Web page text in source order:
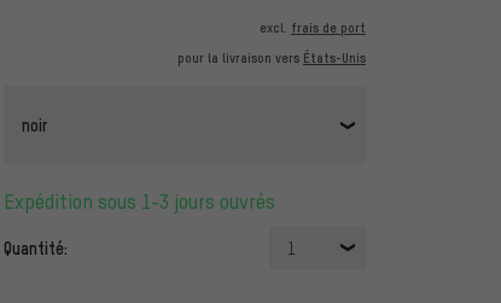
excl. frais de port
pour la livraison vers États-Unis
noir
Expédition sous 1-3 jours ouvrés
Quantité: 1